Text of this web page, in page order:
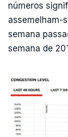
números
assemelham-
semana
semana de